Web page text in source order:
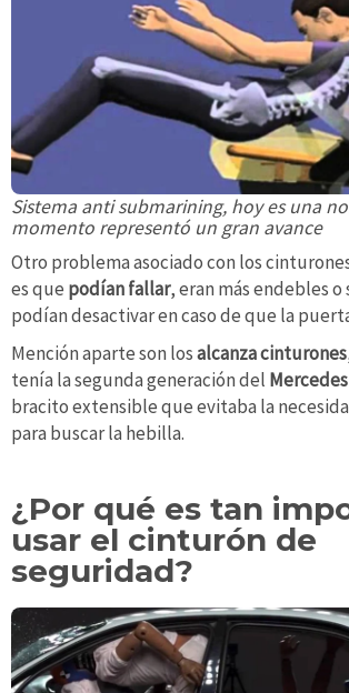
Sistema anti submarining, hoy es una
momento representó un gran avance
Otro problema asociado con los
es que podían fallar, eran más endebles
podían desactivar en caso de que la
Mención aparte son losalcanza cinturones
tenía la segunda generación del Mercedes
bracito extensible que evitaba la
para buscar la hebilla.
¿Por qué es tan
usar el cinturón de
seguridad?